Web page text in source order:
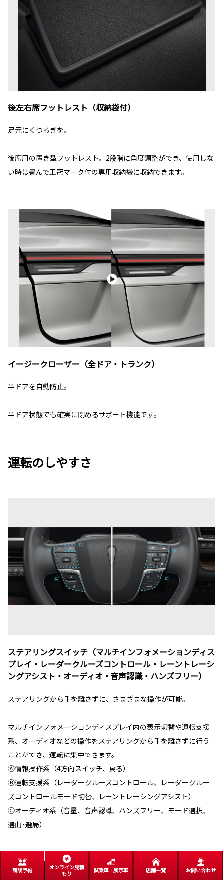
後左右席フットレスト（収納袋付）
足元にくつろぎを。
後席用の置き型フットレスト。2段階に角度調整ができ、使用しな
い時は畳んで王冠マーク付の専用収納袋に収納できます。
イージークローザー（全ドア・トランク）
半ドアを自動防止。
半ドア状態でも確実に閉めるサポート機能です。
運転のしやすさ
ステアリングスイッチ（マルチインフォメーションディス
プレイ・レーダークルーズコントロール・レーントレーシ
ングアシスト・オーディオ・音声認識・ハンズフリー）
ステアリングから手を離さずに、さまざまな操作が可能。
マルチインフォメーションディスプレイ内の表示切替や運転支援
系、オーディオなどの操作をステアリングから手を離さずに行う
ことができ、運転に集中できます。
Ⓐ情報操作系（4方向スイッチ、戻る）
Ⓑ運転支援系（レーダークルーズコントロール、レーダークルー
ズコントロールモード切替、レーントレーシングアシスト）
Ⓒオーディオ系（音量、音声認識、ハンズフリー、モード選択、
選曲･選局）
商談予約
オンライン見積
もり
試乗車・展示車 店舗一覧 お問い合わせ